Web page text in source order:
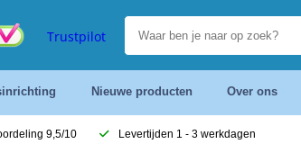
Trustpilot
Nieuwe producten Over ons
9,5/10 Levertijden 1 - 3 werkdagen